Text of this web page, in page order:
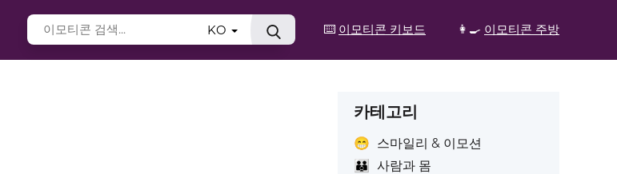
⌨️ 이모티콘 키보드 👩‍🍳 이모티콘 주방
KO
카테고리
😁 스마일리 & 이모션
👪
사람과 몸